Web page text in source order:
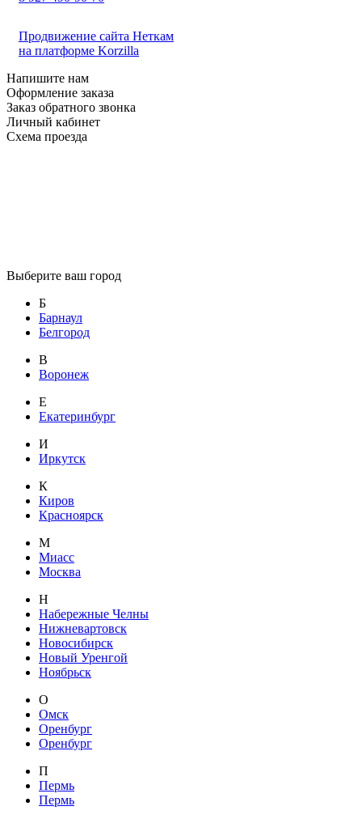
Продвижение сайта Неткам
на платформе Korzilla
Напишите нам
Оформление заказа
Заказ обратного звонка
Личный кабинет
Схема проезда
Выберите ваш город
Б
Барнаул
Белгород
В
Воронеж
Е
Екатеринбург
И
Иркутск
К
Киров
Красноярск
М
Миасс
Москва
Н
Набережные Челны
Нижневартовск
Новосибирск
Новый Уренгой
Ноябрьск
О
Омск
Оренбург
Оренбург
П
Пермь
Пермь